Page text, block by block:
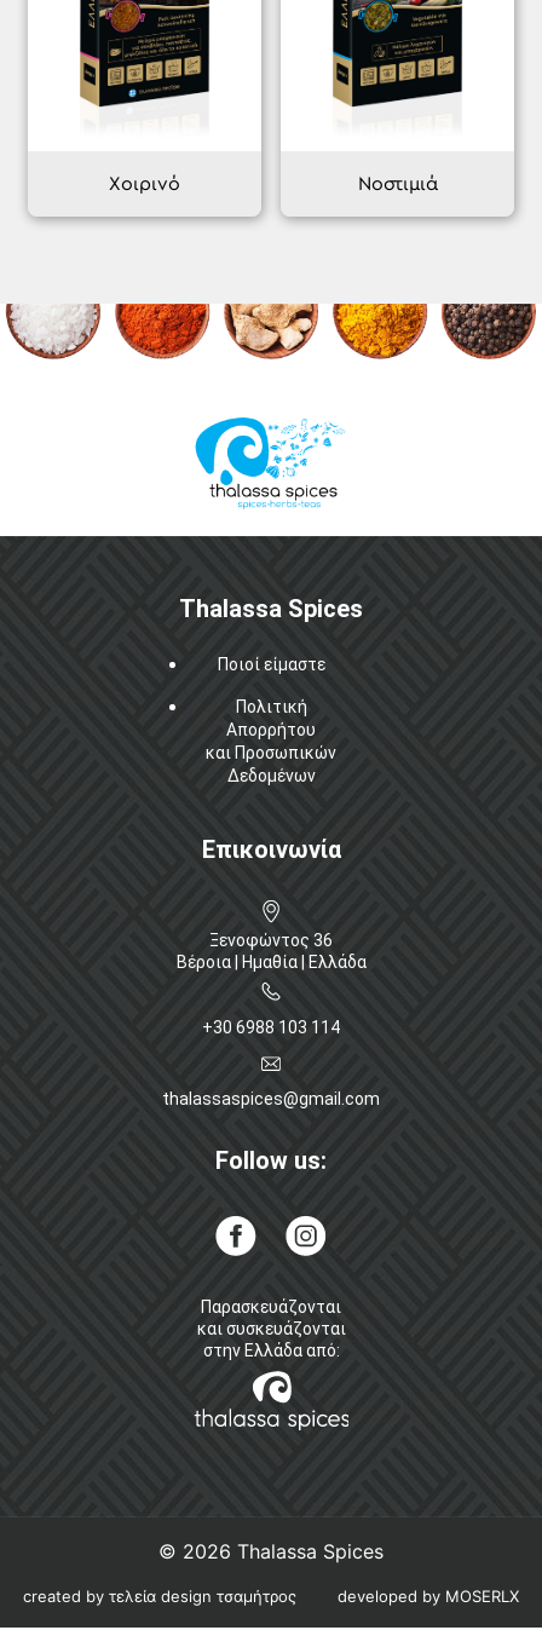
Χοιρινό Νοστιμιά
Thalassa Spices
Ποιοί είμαστε
Πολιτική
Απορρήτου
και Προσωπικών
Δεδομένων
Επικοινωνία
Ξενοφώντος 36
Βέροια | Ημαθία | Ελλάδα
+30 6988 103 114
thalassaspices@gmail.com
Follow us:
Παρασκευάζονται
και συσκευάζονται
στην Ελλάδα από:
© 2026 Thalassa Spices
created by τελεία design τσαμήτρος developed by MOSERLX